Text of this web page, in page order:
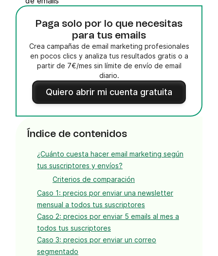
Paga solo por lo que necesitas
para tus emails
Crea campañas de email marketing profesionales
en pocos clics y analiza tus resultados gratis o a
partir de 7€/mes sin límite de envío de email
diario.
Quiero abrir mi cuenta gratuita
Índice de contenidos
¿Cuánto cuesta hacer email marketing según
tus suscriptores y envíos?
Criterios de comparación
Caso 1: precios por enviar una newsletter
mensual a todos tus suscriptores
Caso 2: precios por enviar 5 emails al mes a
todos tus suscriptores
Caso 3: precios por enviar un correo
segmentado